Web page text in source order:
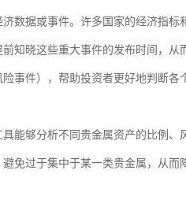
数据或事件。许多国家的经济指标
知晓这些重大事件的发布时间，
事件），帮助投资者更好地判断各
能够分析不同贵金属资产的比例
免过于集中于某一类贵金属，从而